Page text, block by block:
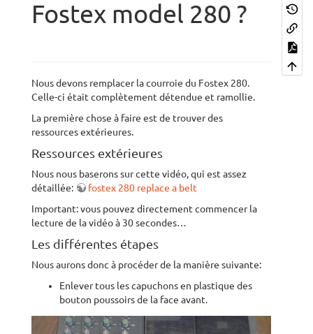
Fostex model 280 ?
Nous devons remplacer la courroie du Fostex 280.
Celle-ci était complètement détendue et ramollie.
La première chose à faire est de trouver des
ressources extérieures.
Ressources extérieures
Nous nous baserons sur cette vidéo, qui est assez
détaillée:
fostex 280 replace a belt
Important: vous pouvez directement commencer la
lecture de la vidéo à 30 secondes…
Les différentes étapes
Nous aurons donc à procéder de la manière suivante:
Enlever tous les capuchons en plastique des
bouton poussoirs de la face avant.